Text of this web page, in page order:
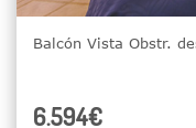
Balcón Vista Obstr.
6.594€